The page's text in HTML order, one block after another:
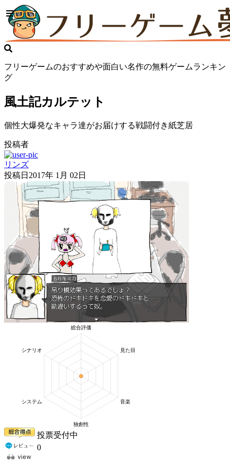
フリーゲームのおすすめや面白い名作の無料ゲームランキン
グ
風土記カルテット
個性大爆発なキャラ達がお届けする戦闘付き紙芝居
投稿者
リンズ
投稿日 2017年 1月 02日
投票受付中
0